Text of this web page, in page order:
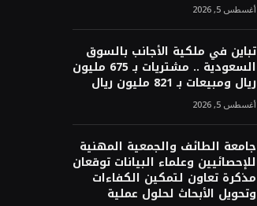
أغسطس 5, 2026
تباين في ملكية الأجانب بالسوق
السعودية .. مشتريات بـ 675 مليون
ريال ومبيعات بـ 821 مليون ريال
أغسطس 5, 2026
جامعة الطائف والجمعية المهنية
للإحصائيين وعلماء البيانات توقعان
مذكرة تعاون لتمكين الكفاءات
وتحويل الأبحاث لحلول عملية